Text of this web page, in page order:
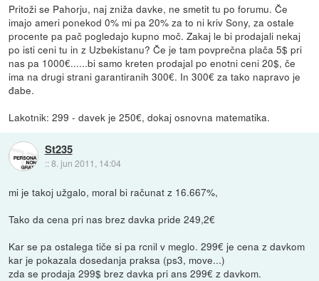
Pritoži se Pahorju, naj zniža davke, ne smetit tu po forumu. Če
imajo ameri ponekod 0% mi pa 20% za to ni kriv Sony, za ostale
procente pa pač pogledajo kupno moč. Zakaj le bi prodajali nekaj
po isti ceni tu in z Uzbekistanu? Če je tam povprečna plača 5$ pri
nas pa 1000€......bi samo kreten prodajal po enotni ceni 20$, če
ima na drugi strani garantiranih 300€. In 300€ za tako napravo je
đabe.
Lakotnik: 299 - davek je 250€, dokaj osnovna matematika.
St235
::8. jun 2011, 14:04
mi je takoj užgalo, moral bi računat z 16.667%,
Tako da cena pri nas brez davka pride 249,2€
Kar se pa ostalega tiče si pa rcnil v meglo. 299€ je cena z davkom
kar je pokazala dosedanja praksa (ps3, move...)
zda se prodaja 299$ brez davka pri ans 299€ z davkom.